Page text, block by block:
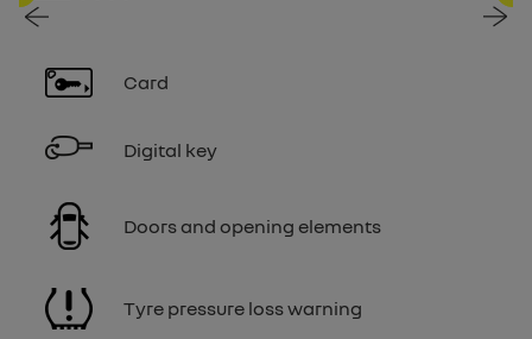
Card
Digital key
Doors and opening elements
Tyre pressure loss warning
複数の関連通知
複数の関連通知
複数の関連通知
複数の関連通知
複数の関連通知
複数の関連通知 複数
複数
複数
複数
複数
1 2 3 4 5